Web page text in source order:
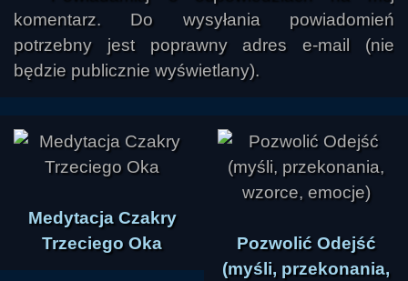
komentarz. Do wysyłania powiadomień
potrzebny jest poprawny adres e-mail (nie
będzie publicznie wyświetlany).
Medytacja Czakry
Trzeciego Oka
Pozwolić Odejść
(myśli, przekonania,